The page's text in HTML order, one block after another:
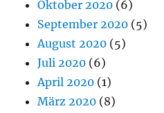
Oktober 2020 (6)
September 2020 (5)
August 2020 (5)
Juli 2020 (6)
April 2020 (1)
März 2020 (8)